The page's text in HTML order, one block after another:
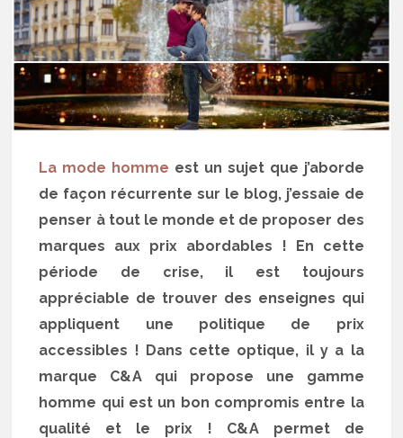
La mode homme est un sujet que j’aborde
de façon récurrente sur le blog, j’essaie de
penser à tout le monde et de proposer des
marques aux prix abordables ! En cette
période de crise, il est toujours
appréciable de trouver des enseignes qui
appliquent une politique de prix
accessibles ! Dans cette optique, il y a la
marque C&A qui propose une gamme
homme qui est un bon compromis entre la
qualité et le prix ! C&A permet de